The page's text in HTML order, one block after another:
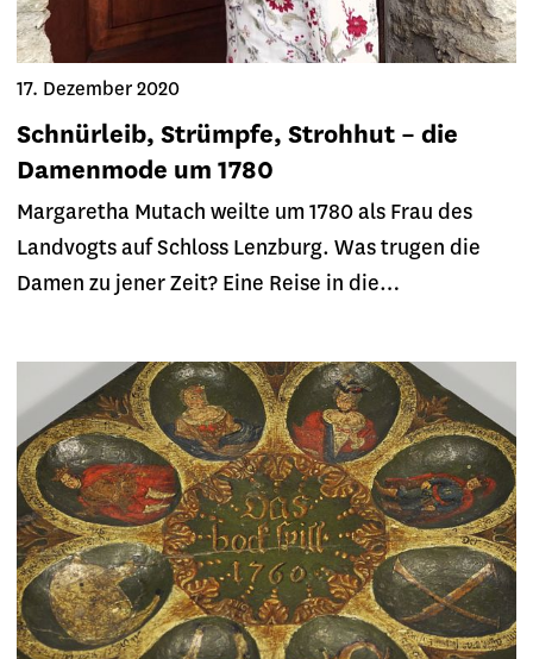
17. Dezember 2020
Schnürleib, Strümpfe, Strohhut – die
Damenmode um 1780
Margaretha Mutach weilte um 1780 als Frau des
Landvogts auf Schloss Lenzburg. Was trugen die
Damen zu jener Zeit? Eine Reise in die…